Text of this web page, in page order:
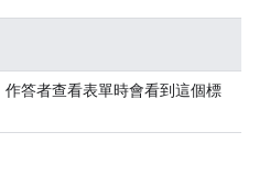
作答者查看表單時會看到這個標